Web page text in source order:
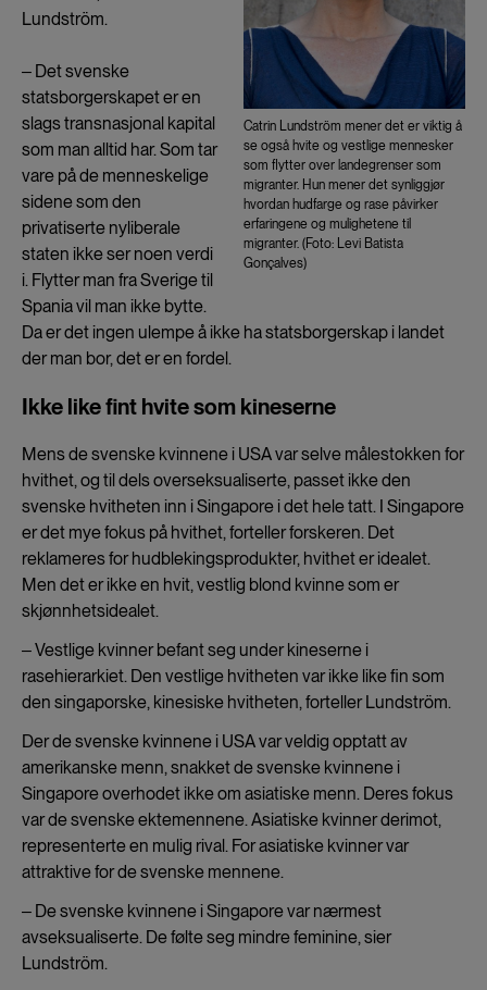
Catrin Lundström mener det er viktig å
se også hvite og vestlige mennesker
som flytter over landegrenser som
migranter. Hun mener det synliggjør
hvordan hudfarge og rase påvirker
erfaringene og mulighetene til
migranter. (Foto: Levi Batista
Gonçalves)
Lundström.
‒ Det svenske
statsborgerskapet er en
slags transnasjonal kapital
som man alltid har. Som tar
vare på de menneskelige
sidene som den
privatiserte nyliberale
staten ikke ser noen verdi
i. Flytter man fra Sverige til
Spania vil man ikke bytte.
Da er det ingen ulempe å ikke ha statsborgerskap i landet
der man bor, det er en fordel.
Ikke like fint hvite som kineserne
Mens de svenske kvinnene i USA var selve målestokken for
hvithet, og til dels overseksualiserte, passet ikke den
svenske hvitheten inn i Singapore i det hele tatt. I Singapore
er det mye fokus på hvithet, forteller forskeren. Det
reklameres for hudblekingsprodukter, hvithet er idealet.
Men det er ikke en hvit, vestlig blond kvinne som er
skjønnhetsidealet.
‒ Vestlige kvinner befant seg under kineserne i
rasehierarkiet. Den vestlige hvitheten var ikke like fin som
den singaporske, kinesiske hvitheten, forteller Lundström.
Der de svenske kvinnene i USA var veldig opptatt av
amerikanske menn, snakket de svenske kvinnene i
Singapore overhodet ikke om asiatiske menn. Deres fokus
var de svenske ektemennene. Asiatiske kvinner derimot,
representerte en mulig rival. For asiatiske kvinner var
attraktive for de svenske mennene.
‒ De svenske kvinnene i Singapore var nærmest
avseksualiserte. De følte seg mindre feminine, sier
Lundström.